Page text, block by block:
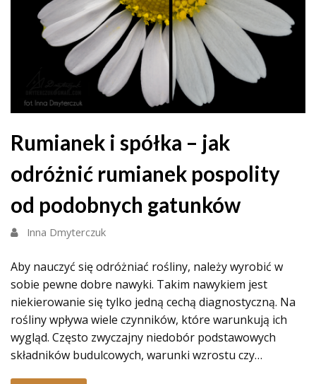
Rumianek i spółka – jak
odróżnić rumianek pospolity
od podobnych gatunków
Inna Dmyterczuk
Aby nauczyć się odróżniać rośliny, należy wyrobić w
sobie pewne dobre nawyki. Takim nawykiem jest
niekierowanie się tylko jedną cechą diagnostyczną. Na
rośliny wpływa wiele czynników, które warunkują ich
wygląd. Często zwyczajny niedobór podstawowych
składników budulcowych, warunki wzrostu czy…